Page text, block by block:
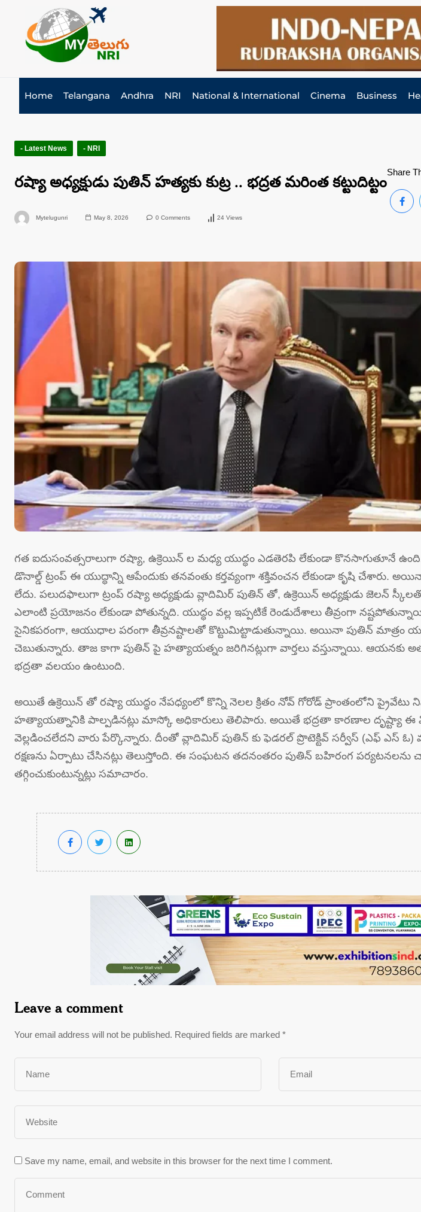
Home Telangana Andhra NRI National & International Cinema Business
- Latest News - NRI
రష్యా అధ్యక్షుడు పుతిన్‌ హత్యకు కుట్ర .. భద్రత మరింత కట్టుదిట్టం
Mytelugunri May 8, 2026 0 Comments 24 Views
Share
గత ఐదుసంవత్సరాలుగా రష్యా, ఉక్రెయిన్ ల మధ్య యుద్ధం ఎడతెరపి లేకుండా కొనసాగుతూనే ఉంది.
డొనాల్డ్ ట్రంప్ ఈ యుద్ధాన్ని ఆపేందుకు తనవంతు కర్తవ్యంగా శక్తివంచన లేకుండా కృషి చేశారు.
లేదు. పలుదఫాలుగా ట్రంప్ రష్యా అధ్యక్షుడు వ్లాదిమిర్ పుతిన్ తో, ఉక్రెయిన్ అధ్యక్షుడు జెలన్
ఎలాంటి ప్రయోజనం లేకుండా పోతున్నది. యుద్ధం వల్ల ఇప్పటికే రెండుదేశాలు తీవ్రంగా
సైనికపరంగా, ఆయుధాల పరంగా తీవ్రనష్టాలతో కొట్టుమిట్టాడుతున్నాయి. అయినా పుతిన్ మాత్రం
చెబుతున్నారు. తాజ కాగా పుతిన్ పై హత్యాయత్నం జరిగినట్లుగా వార్తలు వస్తున్నాయి. ఆయనకు
భద్రతా వలయం ఉంటుంది.
అయితే ఉక్రెయిన్ తో రష్యా యుద్ధం నేపధ్యంలో కొన్ని నెలల క్రితం నోవ్ గోరోడ్ ప్రాంతంలోని ప్రైవేటు
హత్యాయత్నానికి పాల్పడినట్లు మాస్కో అధికారులు తెలిపారు. అయితే భద్రతా కారణాల దృష్ట్యా
వెల్లడించలేదని వారు పేర్కొన్నారు. దీంతో వ్లాదిమిర్ పుతిన్ కు ఫెడరల్ ప్రొటెక్టివ్ సర్వీస్ (ఎఫ్ ఎస్ ఓ)
రక్షణను ఏర్పాటు చేసినట్లు తెలుస్తోంది. ఈ సంఘటన తదనంతరం పుతిన్ బహిరంగ పర్యటనలను
తగ్గించుకుంటున్నట్లు సమాచారం.
Leave a comment
Your email address will not be published. Required fields are marked *
Save my name, email, and website in this browser for the next time I comment.